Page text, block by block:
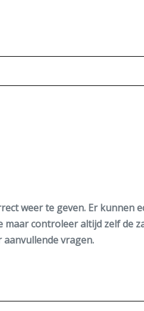
weer te geven. Er kunnen
controleer altijd zelf de
vragen.